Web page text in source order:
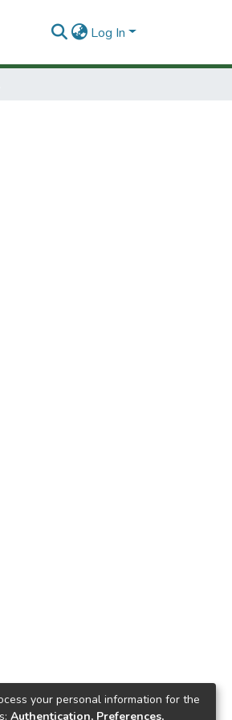
Log In
your personal information for the
Authentication, Preferences,